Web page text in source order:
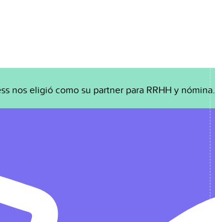
nos eligió como su partner para RRHH y nómina.